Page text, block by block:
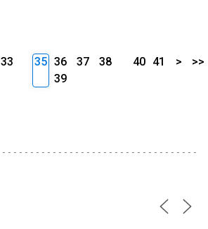
33
35 36 37
38
39
40 41 > >>